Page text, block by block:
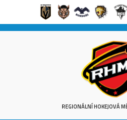
Skip
REGIONÁLNÍ HOKEJOVÁ